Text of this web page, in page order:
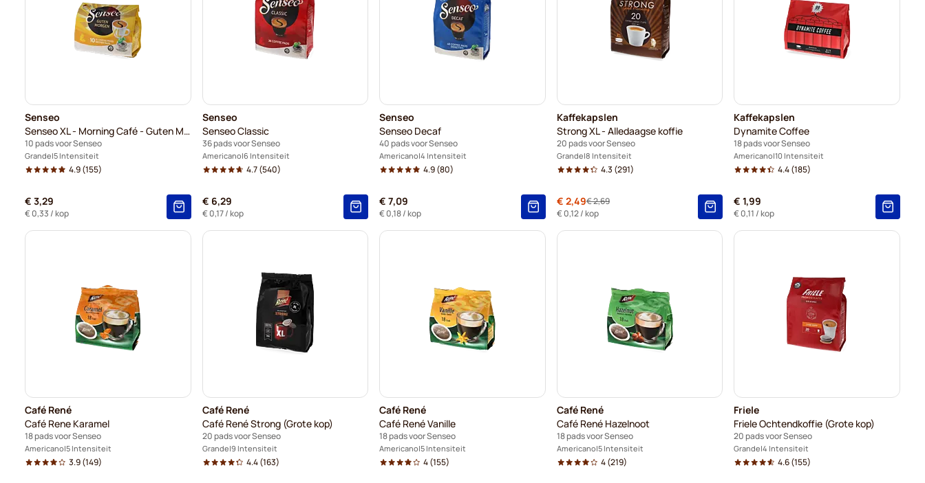
Senseo
Senseo XL - Morning Café - Guten Morgen (Grote kop)
10 pads voor Senseo
Grande 5 Intensiteit
4.9(155)
€ 3,29
€ 0,33 / kop
Senseo
Senseo Classic
36 pads voor Senseo
Americano 6 Intensiteit
4.7(540)
€ 6,29
€ 0,17/ kop
Senseo
Senseo Decaf
40 pads voor Senseo
Americano 4 Intensiteit
4.9(80)
€ 7,09
€ 0,18/ kop
Kaffekapslen
Strong XL - Alledaagse koffie
20 pads voor Senseo
Grande 8 Intensiteit
4.3 (291)
Speciale prijs
€ 2,49Normale prijs
€ 2,69
€ 0,12/ kop
Kaffekapslen
Dynamite Coffee
18 pads voor Senseo
Americano 10 Intensiteit
4.4(185)
€ 1,99
€ 0,11 / kop
Café René
Café Rene Karamel
18 pads voor Senseo
Americano 5 Intensiteit
3.9(149)
Café René
Café René Strong (Grote kop)
20 pads voor Senseo
Grande 9 Intensiteit
4.4(163)
Café René
Café René Vanille
18 pads voor Senseo
Americano 5 Intensiteit
4(155)
Café René
Café René Hazelnoot
18 pads voor Senseo
Americano 5 Intensiteit
4(219)
Friele
Friele Ochtendkoffie (Grote kop)
20 pads voor Senseo
Grande 4 Intensiteit
4.6(155)